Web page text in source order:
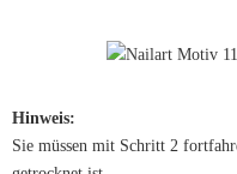
Hinweis:
Sie müssen mit Schritt 2